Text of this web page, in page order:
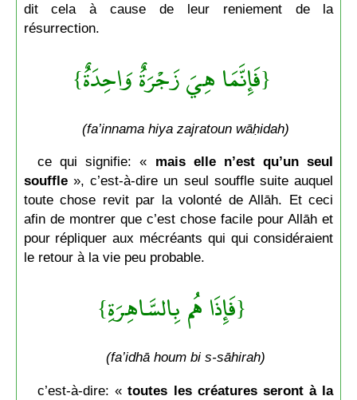
dit cela à cause de leur reniement de la
résurrection.
{فَإِنَّمَا هِيَ زَجْرَةٌ وَاحِدَةٌ}
(fa’innama hiya zajratoun wāḥidah)
ce qui signifie: « mais elle n’est qu’un seul
souffle», c’est-à-dire un seul souffle suite auquel
toute chose revit par la volonté de Allāh. Et ceci
afin de montrer que c’est chose facile pour Allāh et
pour répliquer aux mécréants qui qui considéraient
le retour à la vie peu probable.
{فَإِذَا هُم بِالسَّاهِرَةِ}
(fa’idhā houm bi s-sāhirah)
c’est-à-dire: «toutes les créatures seront à la